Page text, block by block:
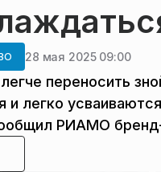
28 мая 2025 09:00
переносить
и легко
РИАМО